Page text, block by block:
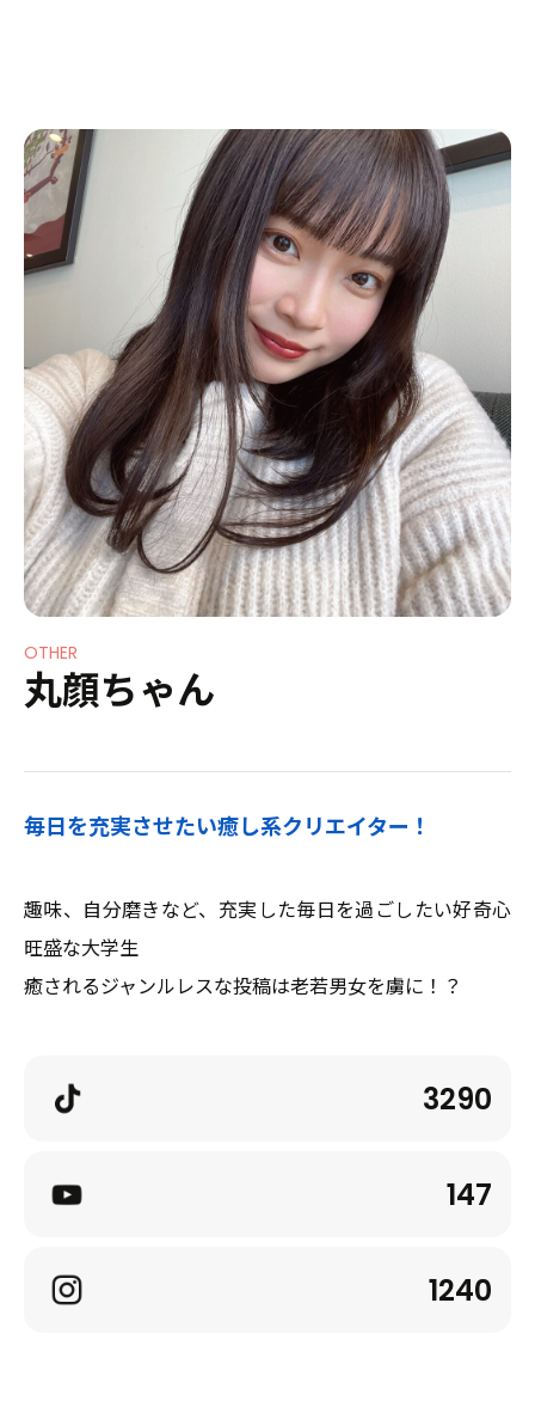
Service
Creators
Works
About
News
Contact
EVENT
OTHER
丸顔ちゃん
毎日を充実させたい癒し系クリエイター！
趣味、自分磨きなど、充実した毎日を過ごしたい好奇心
旺盛な大学生
癒されるジャンルレスな投稿は老若男女を虜に！？
3290
147
1240